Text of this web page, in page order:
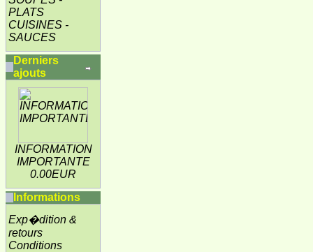
PLATS
CUISINES -
SAUCES
Derniers
ajouts
INFORMATION
IMPORTANTE
0.00EUR
Informations
Exp�dition &
retours
Conditions